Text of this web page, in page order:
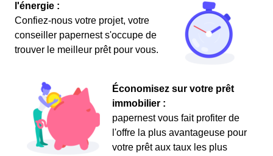
l'énergie :
Confiez-nous votre projet, votre
conseiller papernest s'occupe de
trouver le meilleur prêt pour vous.
Économisez sur votre prêt
immobilier :
papernest vous fait profiter de
l'offre la plus avantageuse pour
votre prêt aux taux les plus